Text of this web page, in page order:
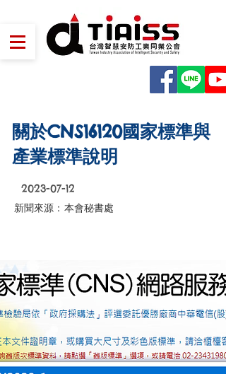
關於CNS16120國家標準與
產業標準說明
2023-07-12
本會秘書處
新聞來源：